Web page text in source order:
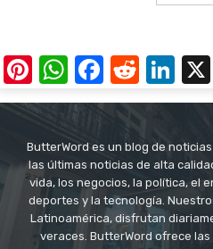
Pinterest
WhatsApp
Facebook
Reddit
ButterWord es un blog de
las últimas noticias de alta
vida, los negocios, la política, el
deportes y la tecnología.
Latinoamérica, disfrutan
veraces. ButterWord ofrece